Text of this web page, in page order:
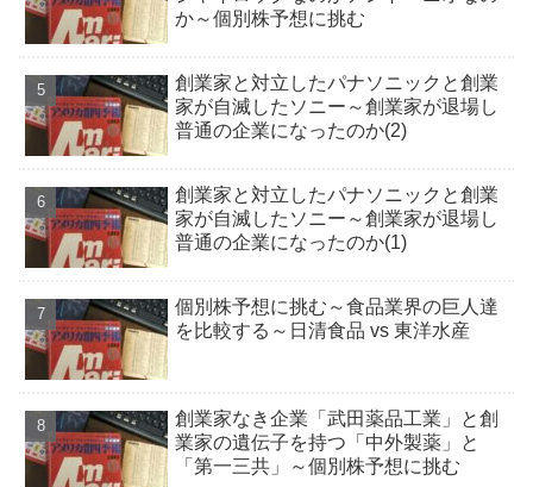
か～個別株予想に挑む
創業家と対立したパナソニックと創業
家が自滅したソニー～創業家が退場し
普通の企業になったのか(2)
創業家と対立したパナソニックと創業
家が自滅したソニー～創業家が退場し
普通の企業になったのか(1)
個別株予想に挑む～食品業界の巨人達
を比較する～日清食品 vs 東洋水産
創業家なき企業「武田薬品工業」と創
業家の遺伝子を持つ「中外製薬」と
「第一三共」～個別株予想に挑む